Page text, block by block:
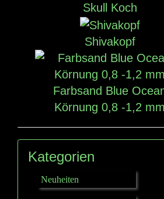
Skull Koch
Shivakopf
Farbsand Blue
Körnung 0,8 -1,2 mm
Kategorien
Neuheiten